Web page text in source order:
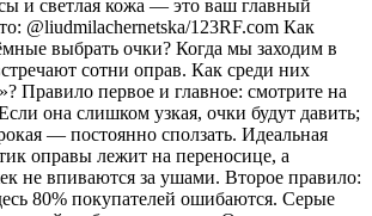
и светлая кожа — это ваш главный
@liudmilachernetska/123RF.com Как
выбрать очки? Когда мы заходим в
сотни оправ. Как среди них
Правило первое и главное: смотрите на
она слишком узкая, очки будут давить;
— постоянно сползать. Идеальная
оправы лежит на переносице, а
не впиваются за ушами. Второе правило:
80% покупателей ошибаются. Серые